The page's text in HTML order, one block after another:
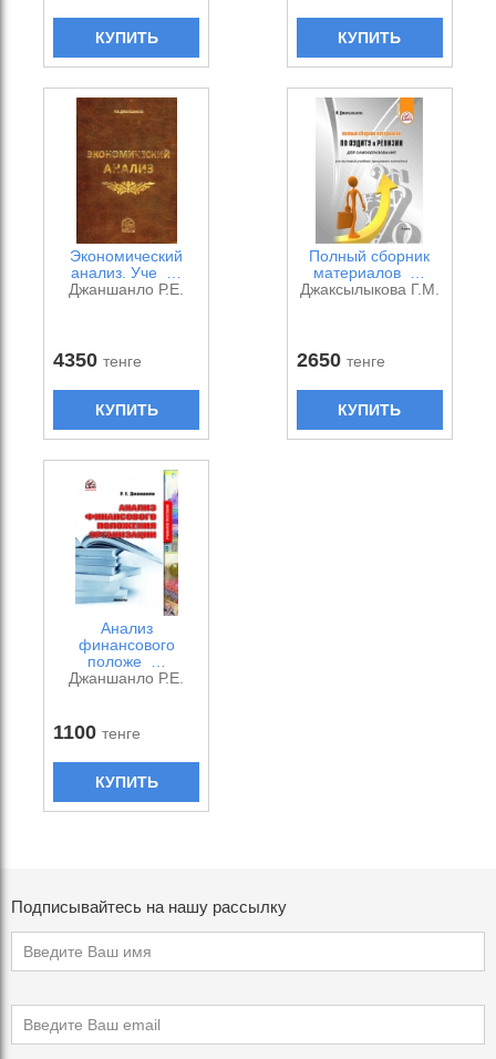
КУПИТЬ КУПИТЬ
Экономический
анализ. Уче …
Джаншанло Р.Е.
4350тенге
КУПИТЬ
Полный сборник
материалов …
Джаксылыкова Г.М.
2650 тенге
КУПИТЬ
Анализ
финансового
положе …
Джаншанло Р.Е.
1100тенге
КУПИТЬ
Подписывайтесь на нашу рассылку